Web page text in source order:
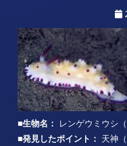
■生物名： レンゲウミウシ
■発見したポイント： 天神